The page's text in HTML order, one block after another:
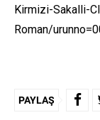
Kirmizi-Sakalli-
Roman/
PAYLAŞ